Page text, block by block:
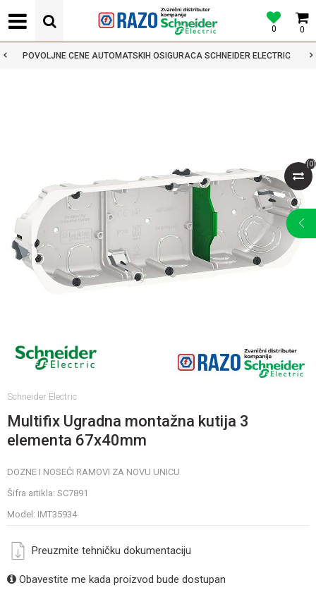
0
0
POVOLJNE CENE AUTOMATSKIH OSIGURACA SCHNEIDER ELECTRIC
(0)
Schneider Electric
Multifix Ugradna montažna kutija 3
elementa 67x40mm
DOZNE I NOSEĆI RAMOVI ZA NOVU UNICU
Šifra artikla: SC7891
Model: IMT35934
Preuzmite tehničku dokumentaciju
Obavestite me kada proizvod bude dostupan